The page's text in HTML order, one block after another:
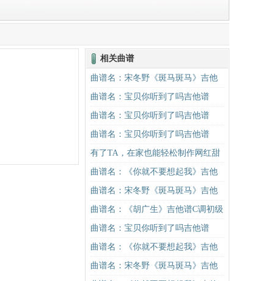
相关曲谱
曲谱名：宋冬野《斑马斑马》吉他
谱G调初级进阶版（酷音小伟吉他教
学）吉他谱
曲谱名：宝贝你听到了吗吉他谱
曲谱名：宝贝你听到了吗吉他谱
曲谱名：宝贝你听到了吗吉他谱
有了TA，在家也能轻松制作网红甜
品！
曲谱名：《你就不要想起我》吉他
谱C调简单版吉他谱
曲谱名：宋冬野《斑马斑马》吉他
谱C调简单版（酷音小伟吉他教学）
吉他谱
曲谱名：《胡广生》吉他谱C调初级
进阶版（酷音小伟吉他弹唱教学）
吉他谱
曲谱名：宝贝你听到了吗吉他谱
曲谱名：《你就不要想起我》吉他
谱C调简单版吉他谱
曲谱名：宋冬野《斑马斑马》吉他